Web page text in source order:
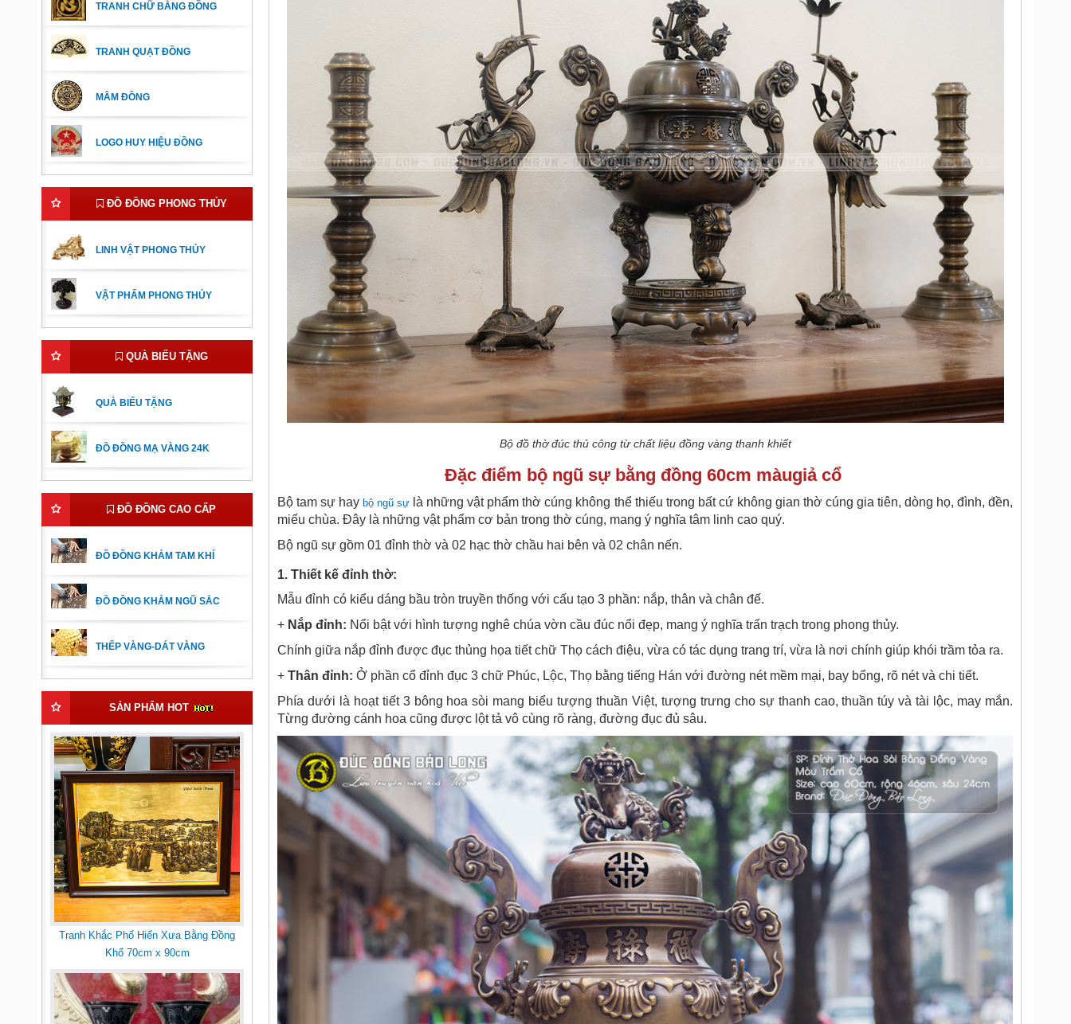
TRANH CHỮ BẰNG ĐỒNG
TRANH QUẠT ĐỒNG
MÂM ĐỒNG
LOGO HUY HIỆU ĐỒNG
ĐỒ ĐỒNG PHONG THỦY
LINH VẬT PHONG THỦY
VẬT PHẨM PHONG THỦY
QUÀ BIẾU TẶNG
QUÀ BIẾU TẶNG
ĐỒ ĐỒNG MẠ VÀNG 24K
ĐỒ ĐỒNG CAO CẤP
ĐỒ ĐỒNG KHẢM TAM KHÍ
ĐỒ ĐỒNG KHẢM NGŨ SẮC
THẾP VÀNG-DÁT VÀNG
SẢN PHẨM HOT
Tranh Khắc Phố Hiến Xưa Bằng Đồng
Khổ 70cm x 90cm
Bộ đồ thờ đúc thủ công từ chất liệu đồng vàng thanh khiết
Đặc điểm bộ ngũ sự bằng đồng 60cm màugiả cổ
Bộ tam sự haybộ ngũ sự là những vật phẩm thờ cúng không thể thiếu trong bất cứ không gian thờ cúng gia tiên, dòng họ, đình, đền,
miếu chùa. Đây là những vật phẩm cơ bản trong thờ cúng, mang ý nghĩa tâm linh cao quý.
Bộ ngũ sự gồm 01 đỉnh thờ và 02 hạc thờ chầu hai bên và 02 chân nến.
1. Thiết kế đỉnh thờ:
Mẫu đỉnh có kiểu dáng bầu tròn truyền thống với cấu tạo 3 phần: nắp, thân và chân đế.
+ Nắp đỉnh: Nổi bật với hình tượng nghê chúa vờn cầu đúc nổi đẹp, mang ý nghĩa trấn trạch trong phong thủy.
Chính giữa nắp đỉnh được đục thủng họa tiết chữ Thọ cách điệu, vừa có tác dụng trang trí, vừa là nơi chính giúp khói trầm tỏa ra.
+ Thân đỉnh: Ở phần cổ đỉnh đục 3 chữ Phúc, Lộc, Thọ bằng tiếng Hán với đường nét mềm mại, bay bổng, rõ nét và chi tiết.
Phía dưới là hoạt tiết 3 bông hoa sòi mang biểu tượng thuần Việt, tượng trưng cho sự thanh cao, thuần túy và tài lộc, may mắn.
Từng đường cánh hoa cũng được lột tả vô cùng rõ ràng, đường đục đủ sâu.